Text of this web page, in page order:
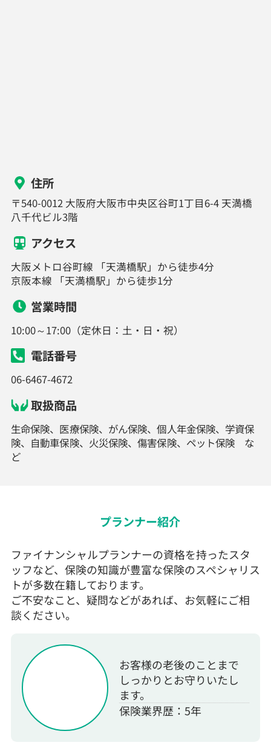
住所
〒540-0012 大阪府大阪市中央区谷町1丁目6-4 天満橋
八千代ビル3階
アクセス
大阪メトロ谷町線 「天満橋駅」から徒歩4分
京阪本線 「天満橋駅」から徒歩1分
営業時間
10:00～17:00（定休日：土・日・祝）
電話番号
06-6467-4672
取扱商品
生命保険、医療保険、がん保険、個人年金保険、学資保
険、自動車保険、火災保険、傷害保険、ペット保険 な
ど
プランナー紹介
ファイナンシャルプランナーの資格を持ったスタ
ッフなど、保険の知識が豊富な保険のスペシャリス
トが多数在籍しております。
ご不安なこと、疑問などがあれば、お気軽にご相
談ください。
お客様の老後のことまで
しっかりとお守りいたし
ます。
保険業界歴：5年